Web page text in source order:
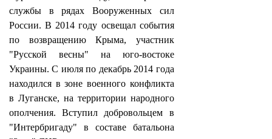
службы в рядах Вооруженных сил
России. В 2014 году освещал события
по возвращению Крыма, участник
"Русской весны" на юго-востоке
Украины. С июля по декабрь 2014 года
находился в зоне военного конфликта
в Луганске, на территории народного
ополчения. Вступил добровольцем в
"Интербригаду" в составе батальона